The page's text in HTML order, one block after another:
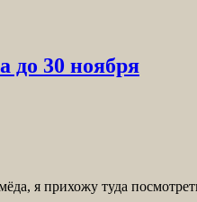
до 30 ноября
я прихожу туда